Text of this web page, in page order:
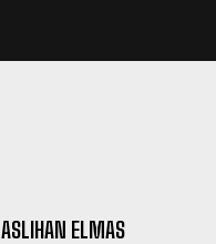
ASLIHAN ELMAS